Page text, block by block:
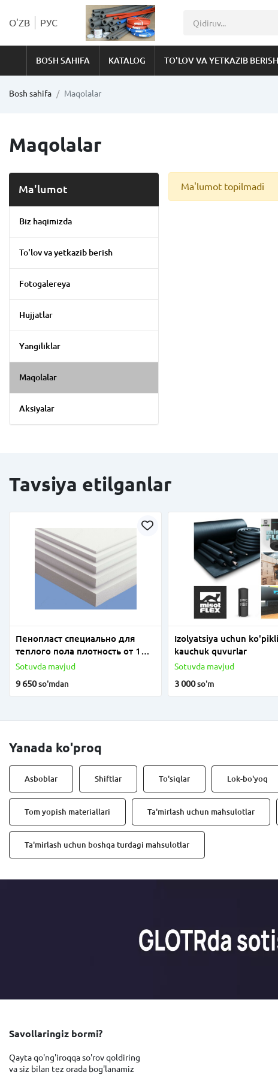
O'ZB РУС
BOSH SAHIFA KATALOG TO'LOV VA YETKAZIB BERISH
Bosh sahifa Maqolalar
Maqolalar
Ma'lumot
Biz haqimizda
To'lov va yetkazib berish
Fotogalereya
Hujjatlar
Yangiliklar
Maqolalar
Aksiyalar
Ma'lumot topilmadi
Tavsiya etilganlar
Пенопласт специально для
теплого пола плотность от 18
до 25
Sotuvda mavjud
9 650so'mdan
Izolyatsiya uchun ko'pikli
kauchuk quvurlar
Sotuvda mavjud
3 000so'm
Yanada ko'proq
Asboblar Shiftlar To'siqlar Lok-bo'yoq
Tom yopish materiallari Ta'mirlash uchun mahsulotlar
Ta'mirlash uchun boshqa turdagi mahsulotlar
Savollaringiz bormi?
Qayta qo'ng'iroqqa so'rov qoldiring
va siz bilan tez orada bog'lanamiz